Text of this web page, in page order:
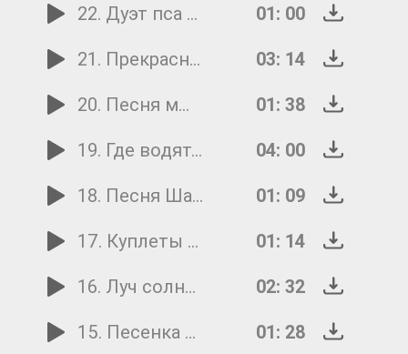
22. Дуэт пса и болонки
01: 00
21. Прекрасное далеко
03: 14
20. Песня мышей
01: 38
19. Где водятся волшебники
04: 00
18. Песня Шапокляк
01: 09
17. Куплеты бабок ёжек
01: 14
16. Луч солнца золотого
02: 32
15. Песенка о лете
01: 28